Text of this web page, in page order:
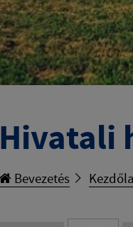
Hivatali
Bevezetés